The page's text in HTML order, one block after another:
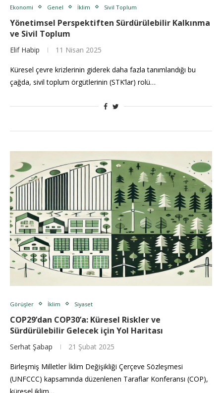
Ekonomi Genel İklim Sivil Toplum
Yönetimsel Perspektiften Sürdürülebilir Kalkınma
ve Sivil Toplum
Elif Habip 11 Nisan 2025
Küresel çevre krizlerinin giderek daha fazla tanımlandığı bu
çağda, sivil toplum örgütlerinin (STK’lar) rolü…
Görüşler İklim Siyaset
COP29’dan COP30’a: Küresel Riskler ve
Sürdürülebilir Gelecek için Yol Haritası
Serhat Şabap 21 Şubat 2025
Birleşmiş Milletler İklim Değişikliği Çerçeve Sözleşmesi
(UNFCCC) kapsamında düzenlenen Taraflar Konferansı (COP),